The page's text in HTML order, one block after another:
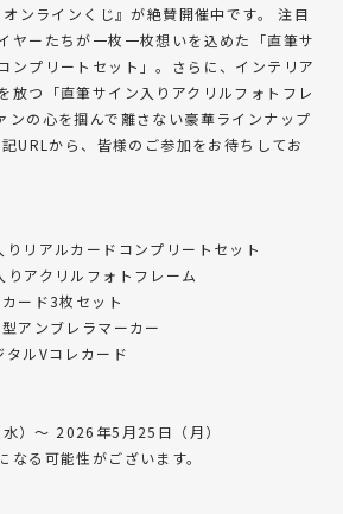
ンラインくじ』が絶賛開催中です。 注目
ヤーたちが一枚一枚想いを込めた「直筆サ
ンプリートセット」。さらに、インテリア
放つ「直筆サイン入りアクリルフォトフレ
ンの心を掴んで離さない豪華ラインナップ
URLから、皆様のご参加をお待ちしてお
リアルカードコンプリートセット
アクリルフォトフレーム
ード3枚セット
ンブレラマーカー
ルVコレカード
～ 2026年5月25日（月）
る可能性がございます。